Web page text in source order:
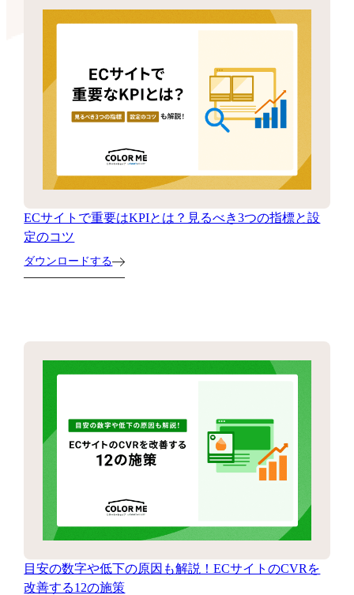
ECサイトで重要はKPIとは？見るべき3つの指標と設
定のコツ
ダウンロードする
目安の数字や低下の原因も解説！ECサイトのCVRを
改善する12の施策